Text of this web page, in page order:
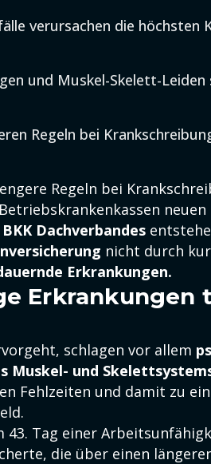
verursachen die höchsten
und Muskel-Skelett-
Regeln bei
Regeln bei
Dachverbandes
nicht durch
Erkrankungen.
Erkrankungen
schlagen vor allem
Muskel- und
Fehlzeiten und damit zu
43. Tag einer
die über einen